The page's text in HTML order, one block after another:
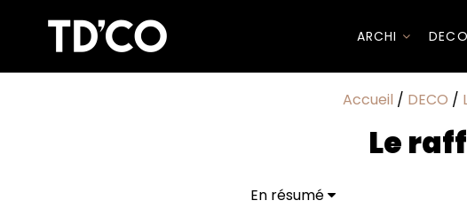
ARCHI DECO
Accueil / DECO /
Le
En résumé